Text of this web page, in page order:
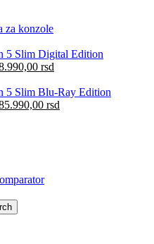
za konzole
5 Slim Digital Edition
rsd
5 Slim Blu-Ray Edition
rsd